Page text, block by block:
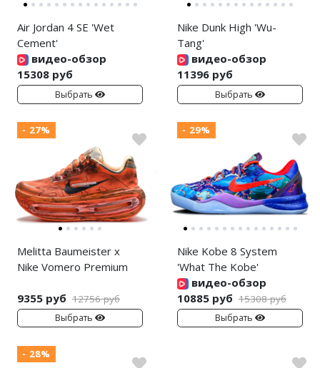
Air Jordan 4 SE 'Wet
Cement'
видео-обзор
15308 руб
Выбрать
Nike Dunk High 'Wu-
Tang'
видео-обзор
11396 руб
Выбрать
- 27%
Melitta Baumeister x
Nike Vomero Premium
9355 руб 12756 руб
Выбрать
- 29%
Nike Kobe 8 System
'What The Kobe'
видео-обзор
10885 руб 15308 руб
Выбрать
- 28%